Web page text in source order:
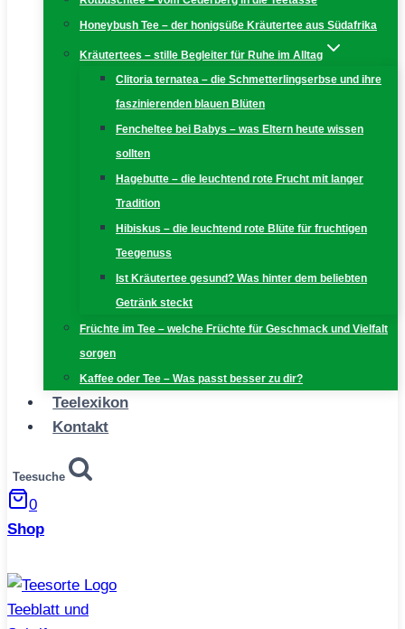
Honeybush Tee – der honigsüße Kräutertee aus Südafrika
Kräutertees – stille Begleiter für Ruhe im Alltag
Clitoria ternatea – die Schmetterlingserbse und ihre
faszinierenden blauen Blüten
Fencheltee bei Babys – was Eltern heute wissen
sollten
Hagebutte – die leuchtend rote Frucht mit langer
Tradition
Hibiskus – die leuchtend rote Blüte für fruchtigen
Teegenuss
Ist Kräutertee gesund? Was hinter dem beliebten
Getränk steckt
Früchte im Tee – welche Früchte für Geschmack und Vielfalt
sorgen
Kaffee oder Tee – Was passt besser zu dir?
Teelexikon
Kontakt
Teesuche
0
Shop